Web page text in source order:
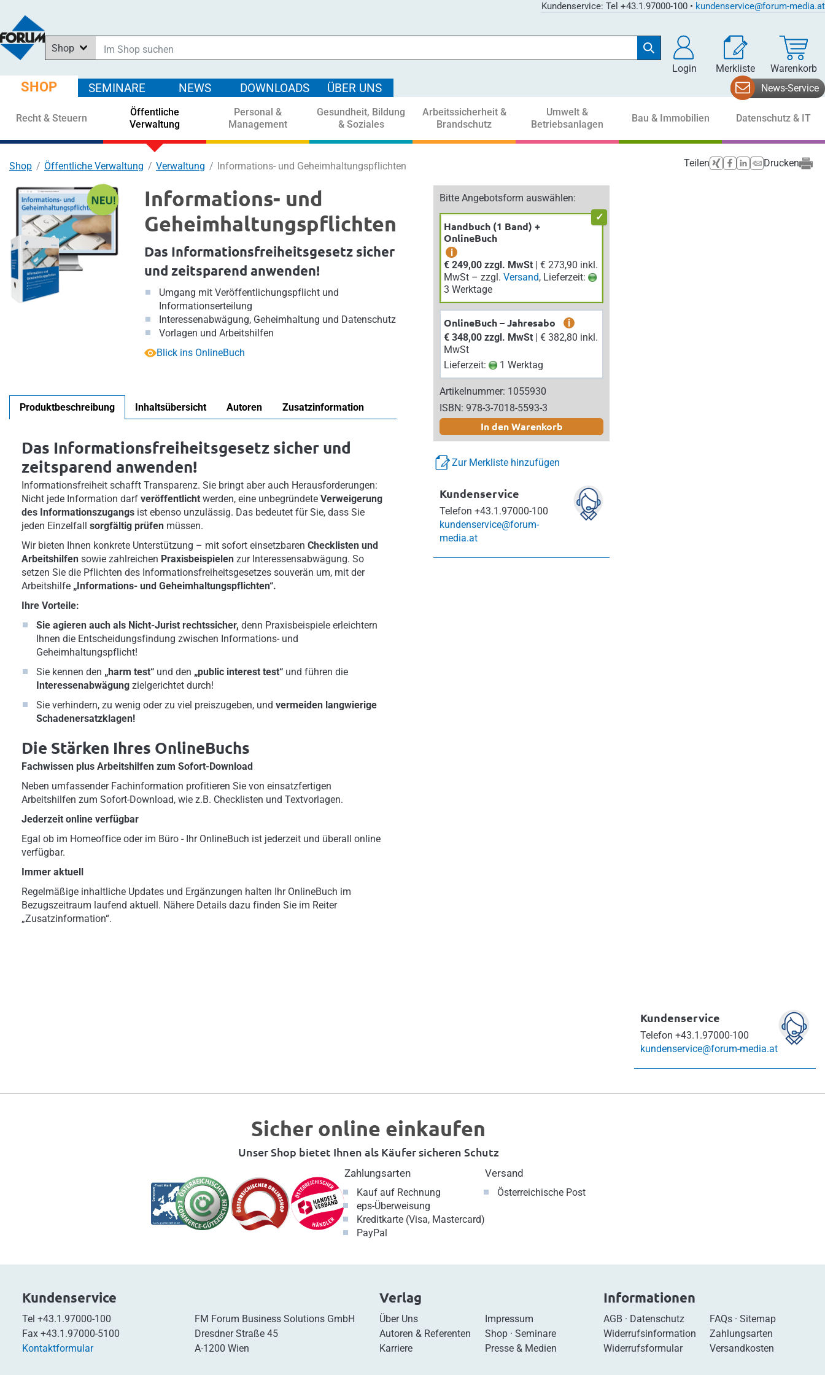
Kundenservice: Tel +43.1.97000-100 • kundenservice@forum-media.at
Shop
In News suchen
In Downloads suchen
In Seminaren suchen
Login Merkliste Warenkorb
SHOP SEMINARE NEWS DOWNLOADS ÜBER UNS News-Service
Recht & Steuern
Öffentliche
Verwaltung
Personal &
Management
Gesundheit, Bildung
& Soziales
Arbeitssicherheit &
Brandschutz
Umwelt &
Betriebsanlagen
Bau & Immobilien Datenschutz & IT
Shop Öffentliche Verwaltung Verwaltung Informations- und Geheimhaltungspflichten
Informations- und
Geheimhaltungspflichten
Das Informationsfreiheitsgesetz sicher
und zeitsparend anwenden!
Umgang mit Veröffentlichungspflicht und
Informationserteilung
Interessenabwägung, Geheimhaltung und Datenschutz
Vorlagen und Arbeitshilfen
Blick ins OnlineBuch
Bitte Angebotsform auswählen:
Handbuch (1 Band) +
OnlineBuch
i
€ 249,00 zzgl. MwSt | € 273,90 inkl.
MwSt – zzgl.Versand, Lieferzeit:
3 Werktage
OnlineBuch – Jahresabo
i
€ 348,00 zzgl. MwSt | € 382,80 inkl.
MwSt
Lieferzeit:
1 Werktag
Artikelnummer: 1055930
ISBN: 978-3-7018-5593-3
In den Warenkorb
Zur Merkliste hinzufügen
Kundenservice
Telefon +43.1.97000-100
kundenservice@forum-
media.at
Produktbeschreibung Inhaltsübersicht Autoren Zusatzinformation
Das Informationsfreiheitsgesetz sicher und
zeitsparend anwenden!
Informationsfreiheit schafft Transparenz. Sie bringt aber auch Herausforderungen:
Nicht jede Information darf veröffentlicht werden, eine unbegründete Verweigerung
des Informationszugangs ist ebenso unzulässig. Das bedeutet für Sie, dass Sie
jeden Einzelfall sorgfältig prüfen müssen.
Wir bieten Ihnen konkrete Unterstützung – mit sofort einsetzbaren Checklisten und
Arbeitshilfen sowie zahlreichen Praxisbeispielen zur Interessensabwägung. So
setzen Sie die Pflichten des Informationsfreiheitsgesetzes souverän um, mit der
Arbeitshilfe „Informations- und Geheimhaltungspflichten“.
Ihre Vorteile:
Sie agieren auch als Nicht-Jurist rechtssicher, denn Praxisbeispiele erleichtern
Ihnen die Entscheidungsfindung zwischen Informations- und
Geheimhaltungspflicht!
Sie kennen den „harm test“ und den „public interest test“ und führen die
Interessenabwägung zielgerichtet durch!
Sie verhindern, zu wenig oder zu viel preiszugeben, und vermeiden langwierige
Schadenersatzklagen!
Die Stärken Ihres OnlineBuchs
Fachwissen plus Arbeitshilfen zum Sofort-Download
Neben umfassender Fachinformation profitieren Sie von einsatzfertigen
Arbeitshilfen zum Sofort-Download, wie z.B. Checklisten und Textvorlagen.
Jederzeit online verfügbar
Egal ob im Homeoffice oder im Büro - Ihr OnlineBuch ist jederzeit und überall online
verfügbar.
Immer aktuell
Regelmäßige inhaltliche Updates und Ergänzungen halten Ihr OnlineBuch im
Bezugszeitraum laufend aktuell. Nähere Details dazu finden Sie im Reiter
„Zusatzinformation“.
Teilen Drucken
Kundenservice
Telefon +43.1.97000-100
kundenservice@forum-media.at
Sicher online einkaufen
Unser Shop bietet Ihnen als Käufer sicheren Schutz
Zahlungsarten
Kauf auf Rechnung
eps-Überweisung
Kreditkarte (Visa, Mastercard)
PayPal
Versand
Österreichische Post
Kundenservice
Tel +43.1.97000-100
Fax +43.1.97000-5100
Kontaktformular
FM Forum Business Solutions GmbH
Dresdner Straße 45
A-1200 Wien
Verlag
Über Uns
Autoren & Referenten
Karriere
Impressum
Shop ·Seminare
Presse & Medien
Informationen
AGB · Datenschutz
Widerrufsinformation
Widerrufsformular
FAQs· Sitemap
Zahlungsarten
Versandkosten